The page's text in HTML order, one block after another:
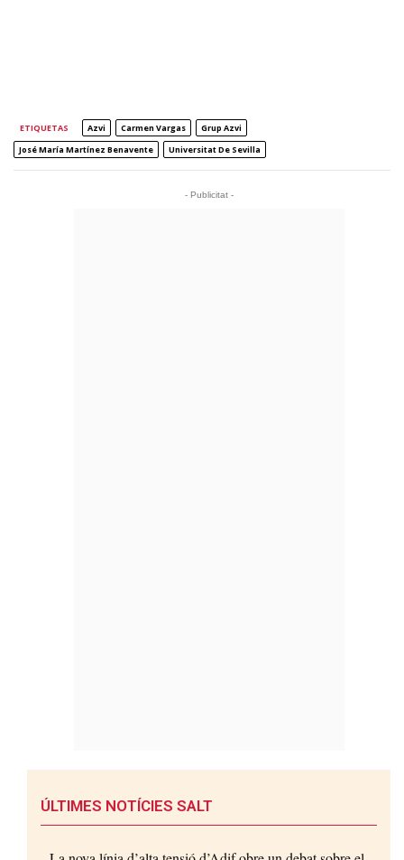
ETIQUETAS Azvi Carmen Vargas
Grup Azvi
José María Martínez Benavente
Universitat De Sevilla
- Publicitat -
ÚLTIMES NOTÍCIES SALT